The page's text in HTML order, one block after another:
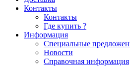
Контакты
Контакты
Где купить ?
Информация
Специальные
Новости
Справочная информация